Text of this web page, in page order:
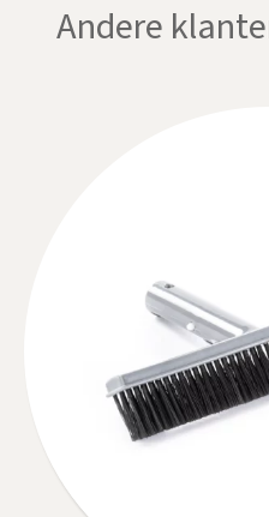
Andere